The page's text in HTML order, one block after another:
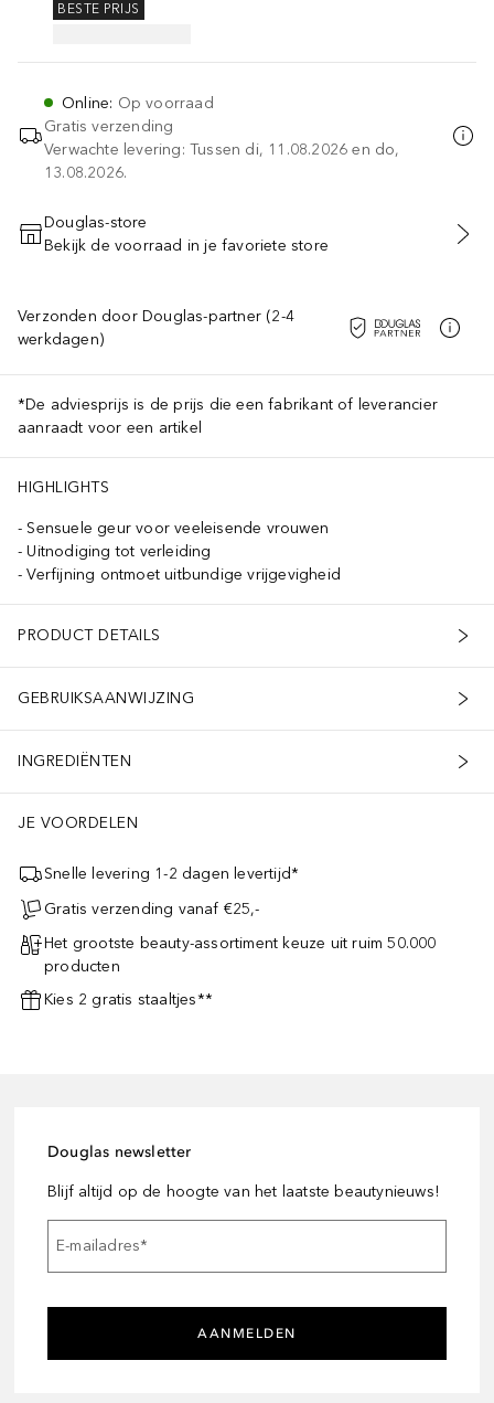
BESTE PRIJS
Online: Op voorraad
Gratis verzending
Verwachte levering: Tussen di, 11.08.2026 en do,
13.08.2026.
VOEG TOE AAN WINKELMANDJE
Douglas-store
Bekijk de voorraad in je favoriete store
Verzonden door Douglas-partner (2-4
werkdagen)
*De adviesprijs is de prijs die een fabrikant of leverancier
aanraadt voor een artikel
HIGHLIGHTS
Sensuele geur voor veeleisende vrouwen
Uitnodiging tot verleiding
Verfijning ontmoet uitbundige vrijgevigheid
PRODUCT DETAILS
GEBRUIKSAANWIJZING
INGREDIËNTEN
JE VOORDELEN
Snelle levering 1-2 dagen levertijd*
Gratis verzending vanaf €25,-
Het grootste beauty-assortiment keuze uit ruim 50.000
producten
Kies 2 gratis staaltjes**
Douglas newsletter
Blijf altijd op de hoogte van het laatste beautynieuws!
E-mailadres*
AANMELDEN